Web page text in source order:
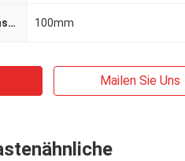
Länge der Zone der konstanten Temperatur 100mm
Mailen Sie Uns